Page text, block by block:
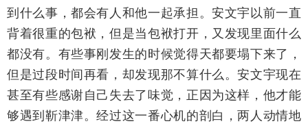
到什么事，都会有人和他一起承担。安文宇以前一直
背着很重的包袱，但是当包袱打开，又发现里面什么
都没有。有些事刚发生的时候觉得天都要塌下来了，
但是过段时间再看，却发现那不算什么。安文宇现在
甚至有些感谢自己失去了味觉，正因为这样，他才能
够遇到靳津津。经过这一番心机的剖白，两人动情地